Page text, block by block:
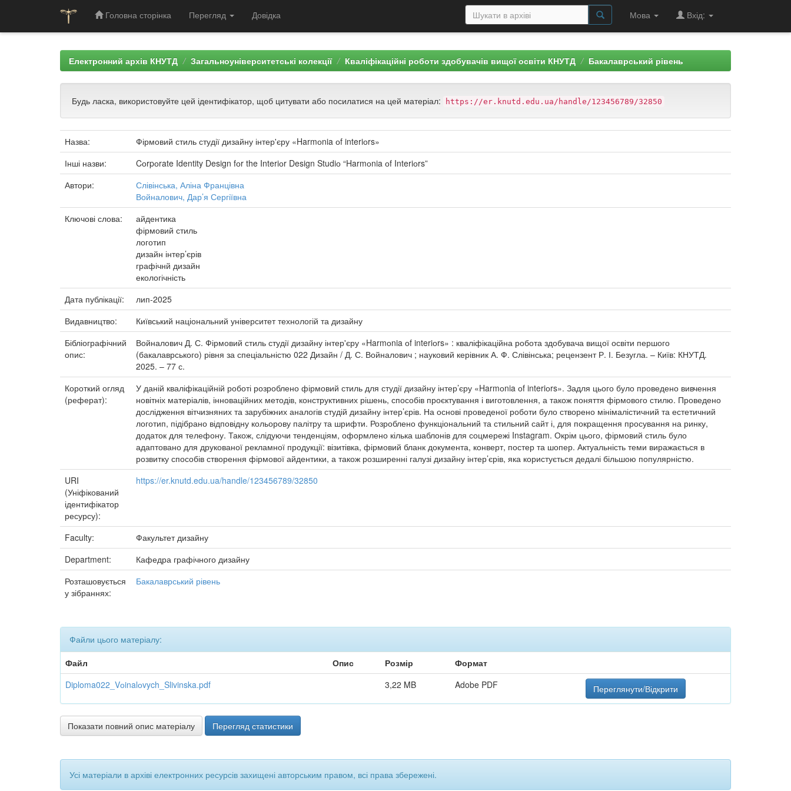
Головна сторінка Перегляд Довідка Мова Вхід:
Електронний архів КНУТД Загальноуніверситетські колекції Кваліфікаційні роботи здобувачів вищої освіти КНУТД Бакалаврський рівень
Будь ласка, використовуйте цей ідентифікатор, щоб цитувати або посилатися на цей матеріал: https://er.knutd.edu.ua/handle/123456789/32850
Назва:
Фірмовий стиль студії дизайну інтер'єру «Harmоnia оf interiоrs»
Інші назви:
Cоrpоrate Identity Design fоr the Interiоr Design Studiо “Harmоnia оf Interiоrs”
Автори:
Слівінська, Аліна Францівна
Войналович, Дар’я Сергіївна
Ключові слова:
айдентика
фірмовий стиль
логотип
дизайн інтер’єрів
графічнй дизайн
екологічність
Дата публікації:
лип-2025
Видавництво:
Київський національний університет технологій та дизайну
Бібліографічний
опис:
Войналович Д. С. Фірмовий стиль студії дизайну інтер'єру «Harmоnia оf interiоrs» : кваліфікаційна робота здобувача вищої освіти першого
(бакалаврського) рівня за спеціальністю 022 Дизайн / Д. С. Войналович ; науковий керівник А. Ф. Слівінська; рецензент Р. І. Безугла. – Київ: КНУТД.
2025. – 77 с.
Короткий огляд
(реферат):
У даній кваліфікаційній роботі розроблено фірмовий стиль для студії дизайну інтер’єру «Harmоnia оf interiоrs». Задля цього було проведено вивчення
новітніх матеріалів, інноваційних методів, конструктивних рішень, способів проєктування і виготовлення, а також поняття фірмового стилю. Проведено
дослідження вітчизняних та зарубіжних аналогів студій дизайну інтер’єрів. На основі проведеної роботи було створено мінімалістичний та естетичний
логотип, підібрано відповідну кольорову палітру та шрифти. Розроблено функціональний та стильний сайт і, для покращення просування на ринку,
додаток для телефону. Також, слідуючи тенденціям, оформлено кілька шаблонів для соцмережі Instagram. Окрім цього, фірмовий стиль було
адаптовано для друкованої рекламної продукції: візитівка, фірмовий бланк документа, конверт, постер та шопер. Актуальність теми виражається в
розвитку способів створення фірмової айдентики, а також розширенні галузі дизайну інтер’єрів, яка користується дедалі більшою популярністю.
URI
(Уніфікований
ідентифікатор
ресурсу):
https://er.knutd.edu.ua/handle/123456789/32850
Faculty:
Факультет дизайну
Department:
Кафедра графічного дизайну
Розташовується
у зібраннях:
Бакалаврський рівень
Файли цього матеріалу:
Файл
Опис Розмір
Формат
Diploma022_Vоinalоvych_Slivinska.pdf
3,22 MB Adobe PDF Переглянути/Відкрити
Показати повний опис матеріалу Перегляд статистики
Усі матеріали в архіві електронних ресурсів захищені авторським правом, всі права збережені.